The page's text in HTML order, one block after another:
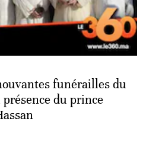
funérailles du
du prince